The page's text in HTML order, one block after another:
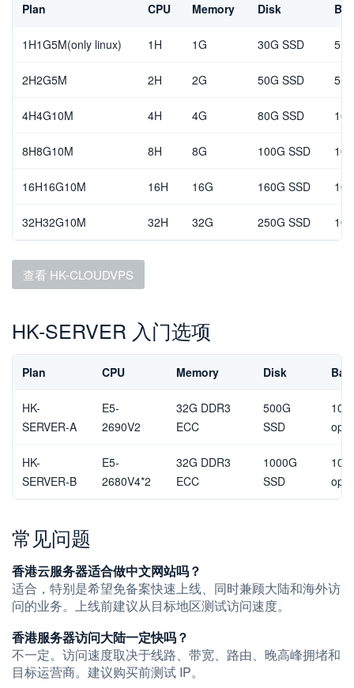
Plan CPU Memory Disk
1H1G5M(only linux) 1H 1G 30G SSD
2H2G5M 2H 2G 50G SSD
4H4G10M 4H 4G 80G SSD
8H8G10M 8H 8G 100G SSD
16H16G10M 16H 16G 160G SSD
32H32G10M 32H 32G 250G SSD
查看 HK-CLOUDVPS
HK-SERVER 入门选项
Plan CPU Memory Disk
HK-
SERVER-A
E5-
2690V2
32G DDR3
ECC
500G
SSD
HK-
SERVER-B
E5-
2680V4*2
32G DDR3
ECC
1000G
SSD
常见问题
香港云服务器适合做中文网站吗？
适合，特别是希望免备案快速上线、同时兼顾大陆和海外访
问的业务。上线前建议从目标地区测试访问速度。
香港服务器访问大陆一定快吗？
不一定。访问速度取决于线路、带宽、路由、晚高峰拥堵和
目标运营商。建议购买前测试 IP。